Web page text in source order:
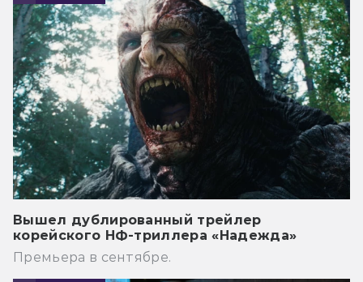
Вышел дублированный трейлер
корейского НФ-триллера «Надежда»
Премьера в сентябре.